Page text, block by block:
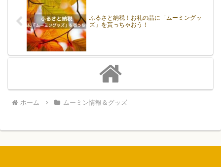
ふるさと納税！お礼の品に「ムーミングッ
ズ」を貰っちゃおう！
ホーム ムーミン情報＆グッズ